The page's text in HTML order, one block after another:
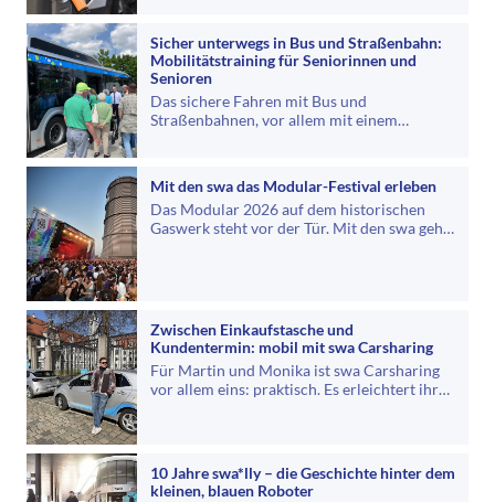
Sicher unterwegs in Bus und Straßenbahn:
Mobilitätstraining für Seniorinnen und
Senioren
Das sichere Fahren mit Bus und
Straßenbahnen, vor allem mit einem
Mit den swa das Modular-Festival erleben
Das Modular 2026 auf dem historischen
Gaswerk steht vor der Tür. Mit den swa geht
Zwischen Einkaufstasche und
Kundentermin: mobil mit swa Carsharing
Für Martin und Monika ist swa Carsharing
vor allem eins: praktisch. Es erleichtert ihren
10 Jahre swa*lly – die Geschichte hinter dem
kleinen, blauen Roboter